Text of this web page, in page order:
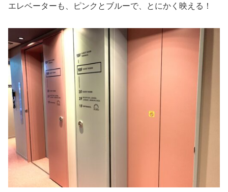
エレベーターも、ピンクとブルーで、とにかく映える！